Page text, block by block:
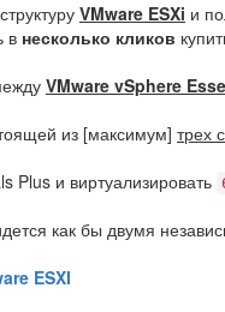
VMware ESXi и
в несколько кликов
VMware vSphere
из [максимум] трех
Plus и виртуализировать
как бы двумя
ESXI